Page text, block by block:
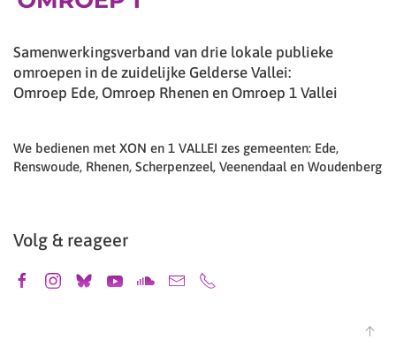
Samenwerkingsverband van drie lokale publieke
omroepen in de zuidelijke Gelderse Vallei:
Omroep Ede, Omroep Rhenen en Omroep 1 Vallei
We bedienen met XON en 1 VALLEI zes gemeenten: Ede,
Renswoude, Rhenen, Scherpenzeel, Veenendaal en Woudenberg
Volg & reageer